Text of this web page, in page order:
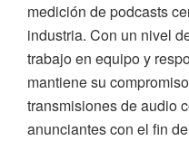
medición de podcasts
industria. Con un nivel
trabajo en equipo y
mantiene su
transmisiones de audio
anunciantes con el fin